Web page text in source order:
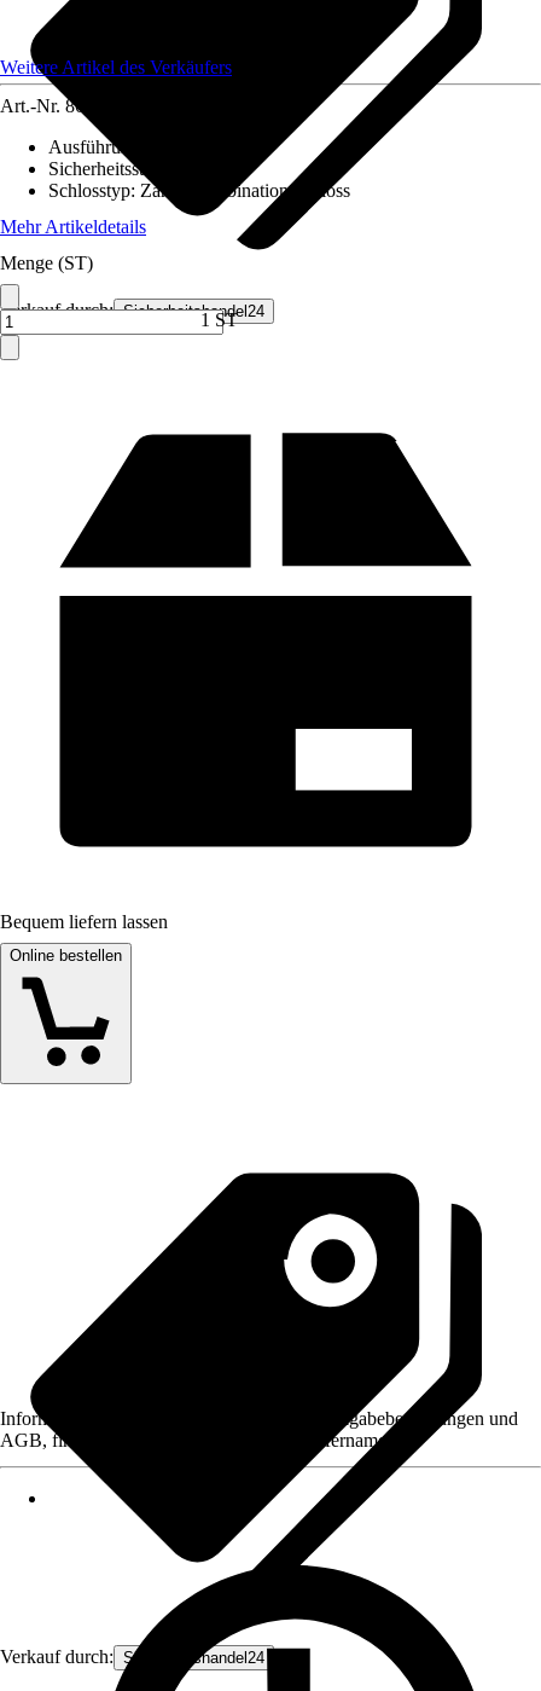
Verkauf durch: Sicherheitshandel24
Weitere Artikel des Verkäufers
Art.-Nr. 8669508
Ausführung
Sicherheitsstufe
Schlosstyp: Zahlenkombinationsschloss
Mehr Artikeldetails
Menge (ST)
1 ST
Bequem liefern lassen
Online bestellen
Verkauf durch: Sicherheitshandel24
Informationen des Verkäufers, wie z. B. Rückgabebedingungen und
AGB, finden Sie bei Klick auf den Verkäufernamen.